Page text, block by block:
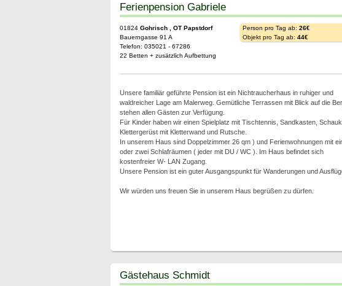
Ferienpension Gabriele
01824 Gohrisch , OT Papstdorf
Bauerngasse 91 A
Telefon: 035021 - 67286
22 Betten + zusätzlich Aufbettung
Person pro Tag ab: 26€
Objekt pro Tag ab: 44€
Unsere familiär geführte Pension ist ein Nichtraucherhaus in ruhiger und
waldreicher Lage am Malerweg. Gemütliche Terrassen mit Blick auf die
stehen allen Gästen zur Verfügung.
Für Kinder haben wir einen Spielplatz mit Tischtennis, Sandkasten,
Klettergerüst mit Kletterwand und Rutsche.
In unserem Haus sind Doppelzimmer 26 qm ) und Ferienwohnungen mit
oder zwei Schlafräumen ( jeder mit DU / WC ). Im Haus befindet sich
kostenfreier W- LAN Zugang.
Unsere Pension ist ein guter Ausgangspunkt für Wanderungen und
Wir würden uns freuen Sie in unserem Haus begrüßen zu dürfen.
Gästehaus Schmidt